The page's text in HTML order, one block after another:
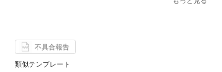
不具合報告
類似テンプレート